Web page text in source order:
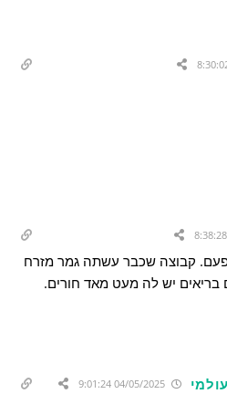
קבוצה שכבר עשתה גמר מזרח
בריאים יש לה מעט מאד חורים.
04/05/2025 9:01:24